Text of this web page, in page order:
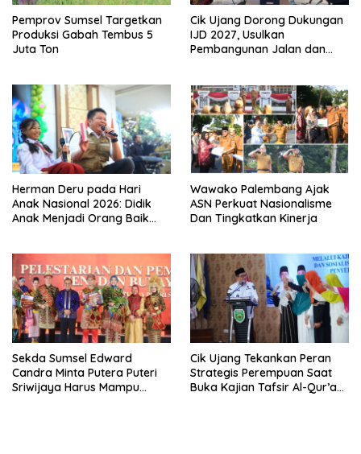
Pemprov Sumsel Targetkan
Produksi Gabah Tembus 5
Juta Ton
Cik Ujang Dorong Dukungan
IJD 2027, Usulkan
Pembangunan Jalan dan
Herman Deru pada Hari
Anak Nasional 2026: Didik
Anak Menjadi Orang Baik
Wawako Palembang Ajak
ASN Perkuat Nasionalisme
Dan Tingkatkan Kinerja
Sekda Sumsel Edward
Candra Minta Putera Puteri
Sriwijaya Harus Mampu
Cik Ujang Tekankan Peran
Strategis Perempuan Saat
Buka Kajian Tafsir Al-Qur’an